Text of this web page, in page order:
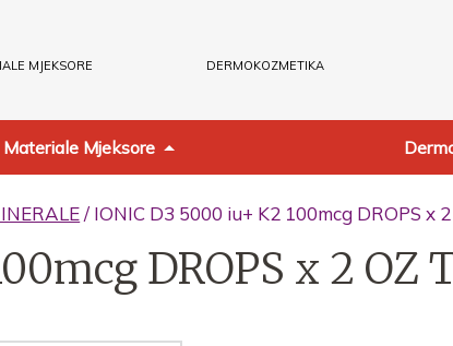
MJEKSORE DERMOKOZMETIKA
Materiale Mjeksore
/ IONIC D3 5000 iu+ K2 100mcg DROPS x
DROPS x 2 OZ